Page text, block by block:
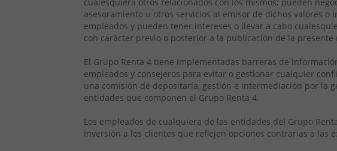
asesoramiento u otros servicios al emisor de dichos valores
empleados y pueden tener intereses o llevar a cabo
con carácter previo o posterior a la publicación de la
El Grupo Renta 4 tiene implementadas barreras de
empleados y consejeros para evitar o gestionar cualquier
una comisión de depositaría, gestión e intermediación por la
entidades que componen el Grupo Renta 4.
Los empleados de cualquiera de las entidades del Grupo
inversión a los clientes que reflejen opciones contrarias a las